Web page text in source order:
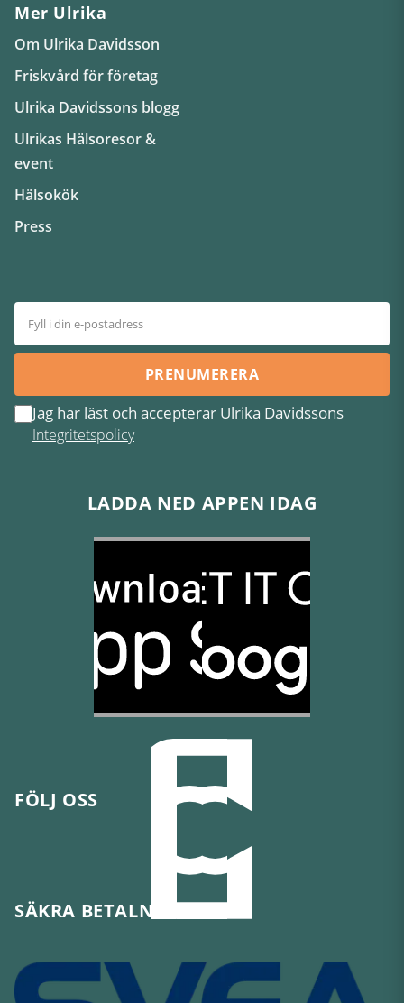
Mer Ulrika
Om Ulrika Davidsson
Friskvård för företag
Ulrika Davidssons blogg
Ulrikas Hälsoresor &
event
Hälsokök
Press
PRENUMERERA
Jag har läst och accepterar Ulrika Davidssons
Integritetspolicy
LADDA NED APPEN IDAG
FÖLJ OSS
SÄKRA BETALNINGAR